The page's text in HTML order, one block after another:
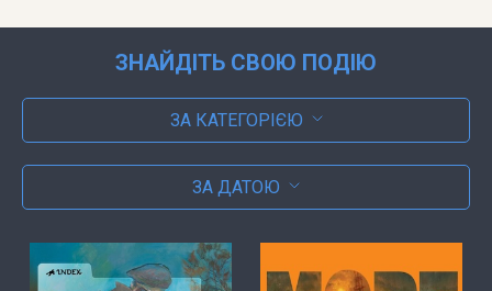
ЗНАЙДІТЬ СВОЮ ПОДІЮ
ЗА КАТЕГОРІЄЮ
ЗА ДАТОЮ